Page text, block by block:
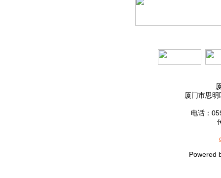
厦门市思
电话：
Powered